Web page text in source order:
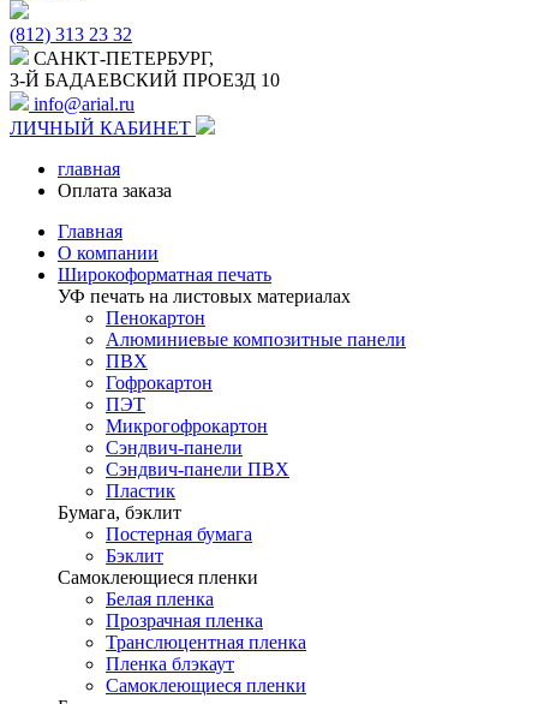
(812) 313 23 32
САНКТ-ПЕТЕРБУРГ,
3-Й БАДАЕВСКИЙ ПРОЕЗД 10
info@arial.ru
ЛИЧНЫЙ КАБИНЕТ
главная
Оплата заказа
Главная
О компании
Широкоформатная печать
УФ печать на листовых материалах
Пенокартон
Алюминиевые композитные панели
ПВХ
Гофрокартон
ПЭТ
Микрогофрокартон
Сэндвич-панели
Сэндвич-панели ПВХ
Пластик
Бумага, бэклит
Постерная бумага
Бэклит
Самоклеющиеся пленки
Белая пленка
Прозрачная пленка
Транслюцентная пленка
Пленка блэкаут
Самоклеющиеся пленки